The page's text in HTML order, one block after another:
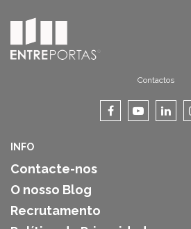
Contactos
INFO
Contacte-nos
O nosso Blog
Recrutamento